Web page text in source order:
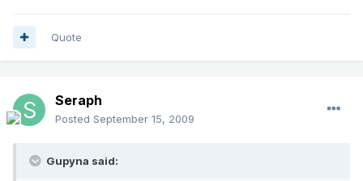
Quote
Seraph
Posted September 15, 2009
Gupyna said: